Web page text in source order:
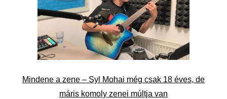
Mindene a zene – Syl Mohai még csak 18 éves, de
máris komoly zenei múltja van